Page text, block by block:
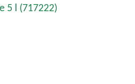
5 l (717222)